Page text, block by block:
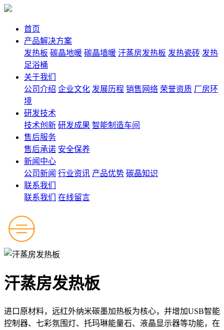
首页
产品解决方案
发热板 碳晶地暖 碳晶墙暖 汗蒸房发热板 发热瓷砖 发热
足浴桶
关于我们
公司介绍 企业文化 发展历程 销售网络 荣誉资质 厂房环
境
研发技术
技术创新 研发成果 智能制造车间
售后服务
售后承诺 安全保养
新闻中心
公司新闻 行业资讯 产品优势 碳晶知识
联系我们
联系我们
在线留言
汗蒸房发热板
进口原材料，远红外纳米碳墨加热板为核心，并增加USB智能
控制器、七彩氛围灯、托玛琳能量石、液晶显示器等功能，在